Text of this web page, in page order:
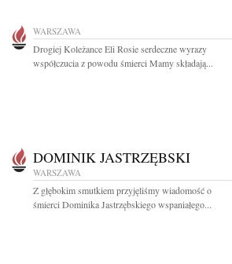
WARSZAWA
Drogiej Koleżance Eli Rosie serdeczne wyrazy
współczucia z powodu śmierci Mamy składają...
DOMINIK JASTRZĘBSKI
WARSZAWA
Z głębokim smutkiem przyjęliśmy wiadomość o
śmierci Dominika Jastrzębskiego wspaniałego...